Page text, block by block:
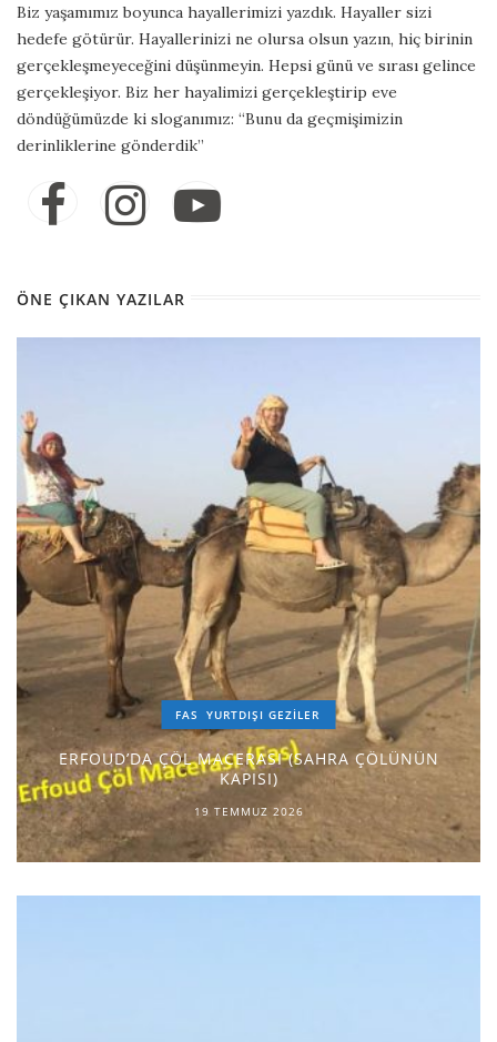
Biz yaşamımız boyunca hayallerimizi yazdık. Hayaller sizi
hedefe götürür. Hayallerinizi ne olursa olsun yazın, hiç birinin
gerçekleşmeyeceğini düşünmeyin. Hepsi günü ve sırası gelince
gerçekleşiyor. Biz her hayalimizi gerçekleştirip eve
döndüğümüzde ki sloganımız: “Bunu da geçmişimizin
derinliklerine gönderdik”
ÖNE ÇIKAN YAZILAR
FAS YURTDIŞI GEZILER
ERFOUD’DA ÇÖL MACERASI (SAHRA ÇÖLÜNÜN
KAPISI)
19 TEMMUZ 2026